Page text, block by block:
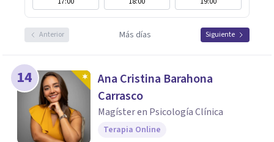
Anterior Más días Siguiente
14
Ana Cristina Barahona
Carrasco
Magíster en Psicología Clínica
Terapia Online